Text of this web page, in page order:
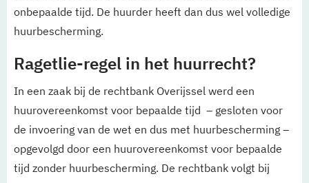
onbepaalde tijd. De huurder heeft dan dus wel volledige
huurbescherming.
Ragetlie-regel in het huurrecht?
In een zaak bij de rechtbank Overijssel werd een
huurovereenkomst voor bepaalde tijd – gesloten voor
de invoering van de wet en dus met huurbescherming –
opgevolgd door een huurovereenkomst voor bepaalde
tijd zonder huurbescherming. De rechtbank volgt bij